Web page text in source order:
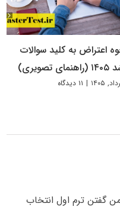
اعتراض به کلید سوالات
تصویری)
| ۱۱ دیدگاه
گفتن ترم اول انتخاب